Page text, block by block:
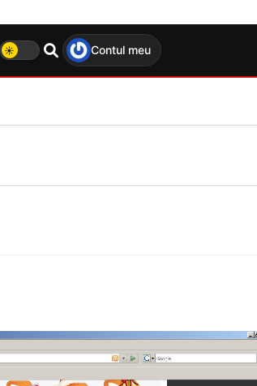
Contul meu